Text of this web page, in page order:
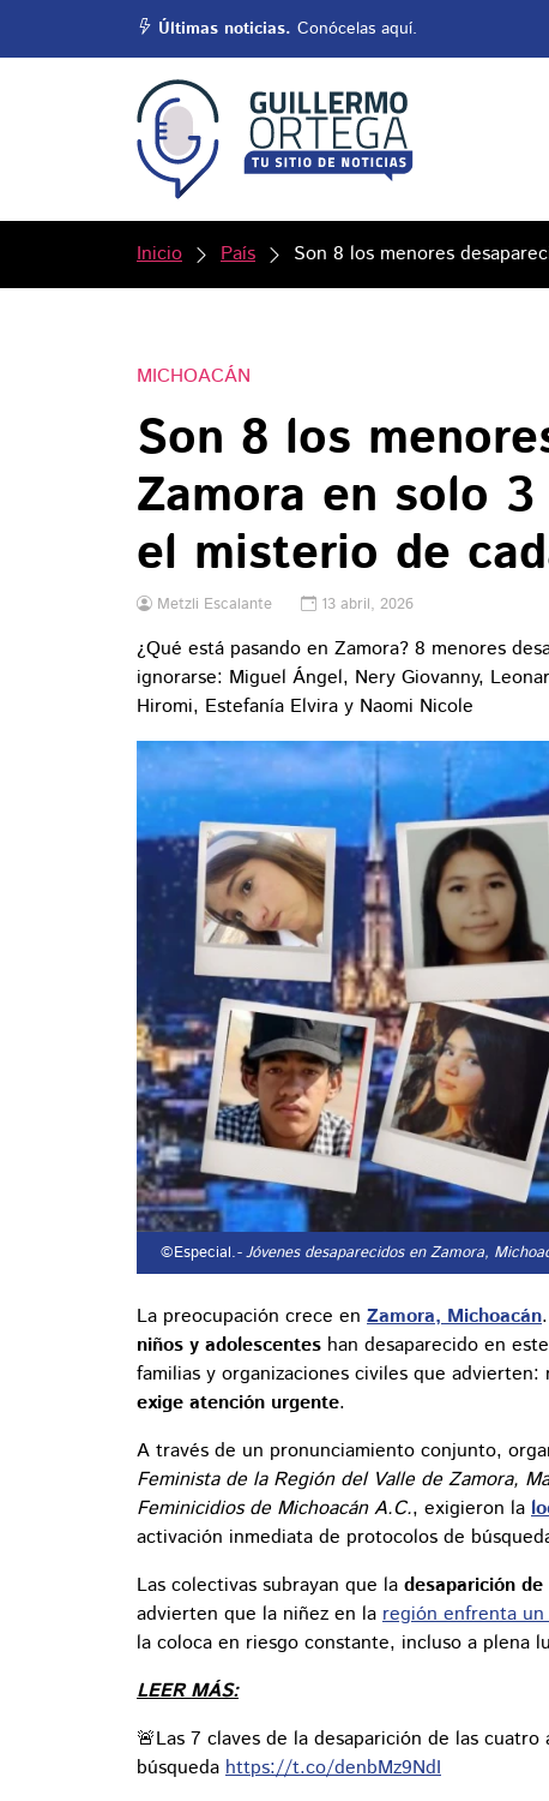
Últimas noticias. Conócelas aquí.
Inicio País Son 8 los menores
MICHOACÁN
Son 8 los
Zamora en solo
el misterio de
Metzli Escalante 13 abril, 2026
¿Qué está pasando en Zamora? 8 menores
ignorarse: Miguel Ángel, Nery Giovanny,
Hiromi, Estefanía Elvira y Naomi Nicole
©Especial.- Jóvenes desaparecidos en Zamora,
La preocupación crece en Zamora, Michoacán
niños y adolescentes han desaparecido en
familias y organizaciones civiles que
exige atención urgente.
A través de un pronunciamiento conjunto,
Feminista de la Región del Valle de Zamora,
Feminicidios de Michoacán A.C., exigieron la
activación inmediata de protocolos de
Las colectivas subrayan que la desaparición
advierten que la niñez en la región enfrenta
la coloca en riesgo constante, incluso a plena
LEER MÁS:
🚨Las 7 claves de la desaparición de las cuatro
búsqueda https://t.co/denbMz9NdI